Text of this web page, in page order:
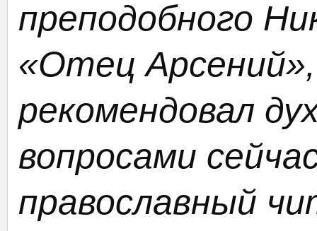
преподобного
«Отец
рекомендовал
вопросами
православный